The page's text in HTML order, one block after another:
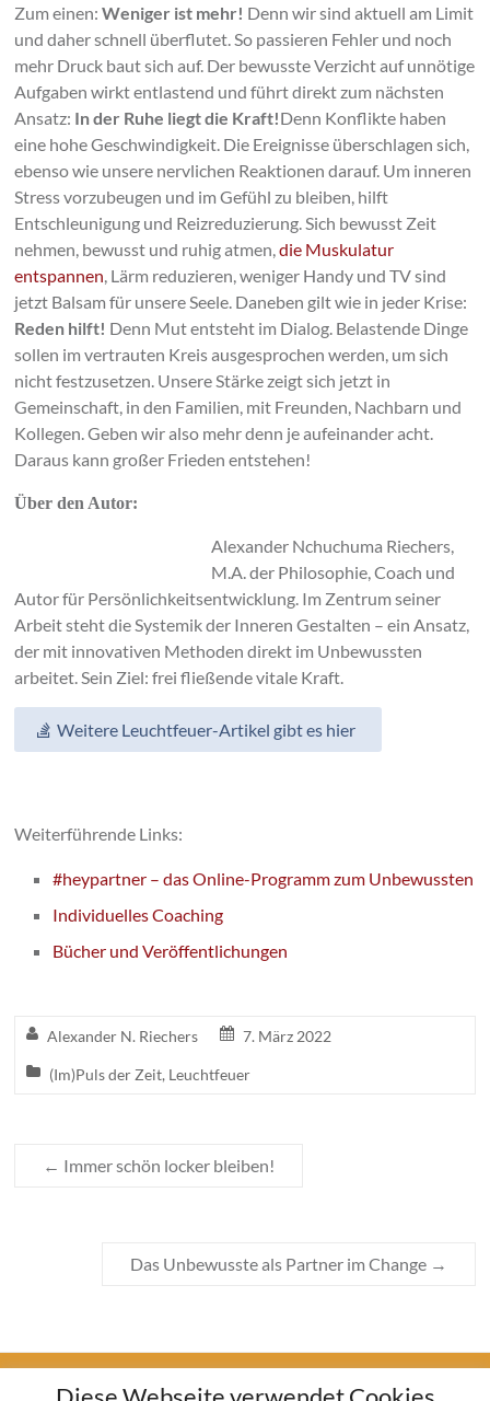
Zum einen:Weniger ist mehr! Denn wir sind aktuell am Limit
und daher schnell überflutet. So passieren Fehler und noch
mehr Druck baut sich auf. Der bewusste Verzicht auf unnötige
Aufgaben wirkt entlastend und führt direkt zum nächsten
Ansatz: In der Ruhe liegt die Kraft!Denn Konflikte haben
eine hohe Geschwindigkeit. Die Ereignisse überschlagen sich,
ebenso wie unsere nervlichen Reaktionen darauf. Um inneren
Stress vorzubeugen und im Gefühl zu bleiben, hilft
Entschleunigung und Reizreduzierung. Sich bewusst Zeit
nehmen, bewusst und ruhig atmen,die Muskulatur
entspannen , Lärm reduzieren, weniger Handy und TV sind
jetzt Balsam für unsere Seele. Daneben gilt wie in jeder Krise:
Reden hilft! Denn Mut entsteht im Dialog. Belastende Dinge
sollen im vertrauten Kreis ausgesprochen werden, um sich
nicht festzusetzen. Unsere Stärke zeigt sich jetzt in
Gemeinschaft, in den Familien, mit Freunden, Nachbarn und
Kollegen. Geben wir also mehr denn je aufeinander acht.
Daraus kann großer Frieden entstehen!
Über den Autor:
Alexander Nchuchuma Riechers,
M.A. der Philosophie, Coach und
Autor für Persönlichkeitsentwicklung. Im Zentrum seiner
Arbeit steht die Systemik der Inneren Gestalten – ein Ansatz,
der mit innovativen Methoden direkt im Unbewussten
arbeitet. Sein Ziel: frei fließende vitale Kraft.
Weitere Leuchtfeuer-Artikel gibt es hier
Weiterführende Links:
#heypartner – das Online-Programm zum Unbewussten
Individuelles Coaching
Bücher und Veröffentlichungen
Alexander N. Riechers 7. März 2022
(Im)Puls der Zeit, Leuchtfeuer
← Immer schön locker bleiben!
Das Unbewusste als Partner im Change →
Impressum DatenschutzWiderrufsbelehrung